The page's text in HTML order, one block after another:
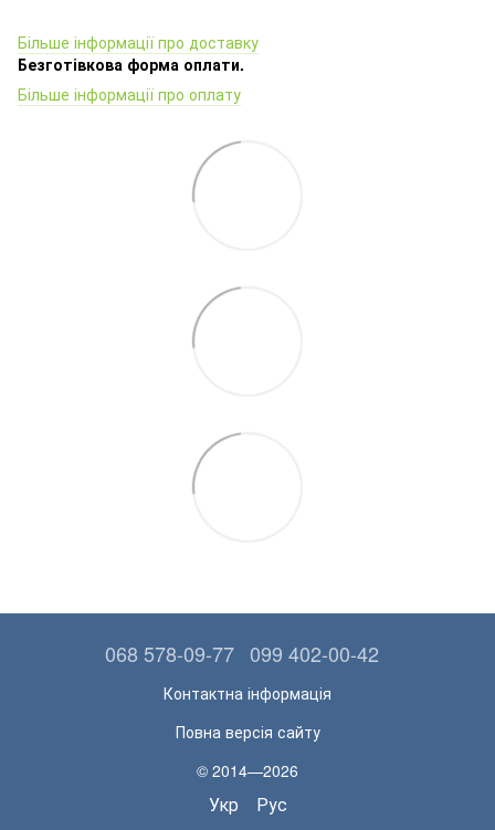
Більше інформації про доставку
Безготівкова форма оплати.
Більше інформації про оплату
068 578-09-77 099 402-00-42
Контактна інформація
Повна версія сайту
© 2014—2026
Укр Рус